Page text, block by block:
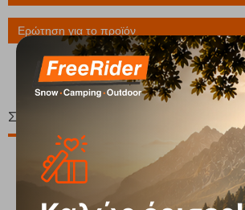
Ερώτηση για το προϊόν
Σχετικά Προϊόντα